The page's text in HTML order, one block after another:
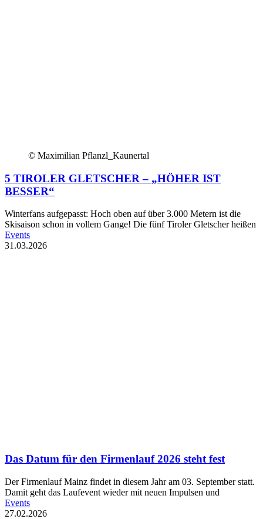
© Maximilian Pflanzl_Kaunertal
5 TIROLER GLETSCHER – „HÖHER IST
BESSER“
Winterfans aufgepasst: Hoch oben auf über 3.000 Metern ist die
Skisaison schon in vollem Gange! Die fünf Tiroler Gletscher heißen
Events
31.03.2026
Das Datum für den Firmenlauf 2026 steht fest
Der Firmenlauf Mainz findet in diesem Jahr am 03. September statt.
Damit geht das Laufevent wieder mit neuen Impulsen und
Events
27.02.2026